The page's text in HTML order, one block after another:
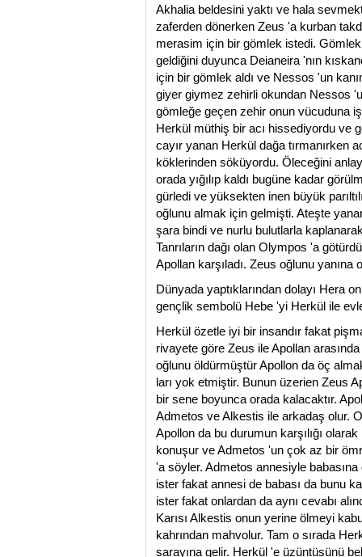
Akhalia beldesini yaktı ve hala
zaferden dönerken Zeus 'a kurban
merasim için bir gömlek istedi.
geldiğini duyunca Deianeira 'nın
için bir gömlek aldı ve Nessos 'un
giyer giymez zehirli okundan Nessos
gömleğe geçen zehir onun vücuduna
Herkül müthiş bir acı hissediyordu ve
cayır yanan Herkül dağa tırmanırken
köklerinden söküyordu. Öleceğini
orada yığılıp kaldı bugüne kadar
gürledi ve yüksekten inen büyük
oğlunu almak için gelmişti. Ateşte
şara bindi ve nurlu bulutlarla
Tanrıların dağı olan Olympos 'a
Apollan karşıladı. Zeus oğlunu
Dünyada yaptıklarından dolayı Hera
gençlik sembolü Hebe 'yi Herkül ile
Herkül özetle iyi bir insandır fakat
rivayete göre Zeus ile Apollan
oğlunu öldürmüştür Apollon da öç
ları yok etmiştir. Bunun üzerien Zeus
bir sene boyunca orada kalacaktır.
Admetos ve Alkestis ile arkadaş olur.
Apollon da bu durumun karşılığı
konuşur ve Admetos 'un çok az bir
'a söyler. Admetos annesiyle
ister fakat annesi de babası da bunu
ister fakat onlardan da aynı cevabı
Karısı Alkestis onun yerine ölmeyi
kahrından mahvolur. Tam o sırada
sarayına gelir. Herkül 'e üzüntüsünü